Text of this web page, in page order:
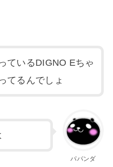
ているDIGNO Eちゃ
てるんでしょ
パパンダ